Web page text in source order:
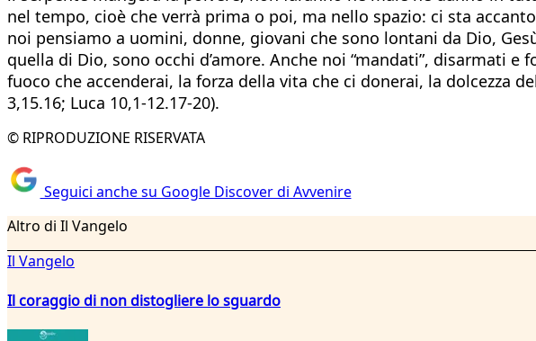
nel tempo, cioè che verrà prima o poi, ma nello spazio: ci sta
noi pensiamo a uomini, donne, giovani che sono lontani da Dio,
quella di Dio, sono occhi d’amore. Anche noi “mandati”, disarmati
fuoco che accenderai, la forza della vita che ci donerai, la dolcezza
3,15.16; Luca 10,1-12.17-20).
© RIPRODUZIONE RISERVATA
Seguici anche su Google Discover di Avvenire
Altro di Il Vangelo
Il Vangelo
Il coraggio di non distogliere lo sguardo